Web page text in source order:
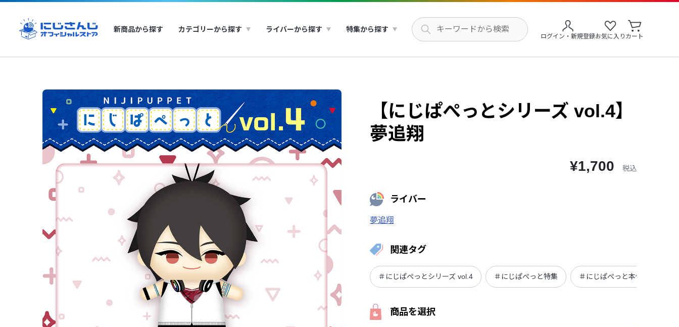
新商品から探す カテゴリーから探す ライバーから探す 特集から探す
ログイン・新規登録お気に入り カート
【にじぱぺっとシリーズ vol.4】
夢追翔
¥1,700 税込
ライバー
夢追翔
関連タグ
＃にじぱぺっとシリーズ vol.4 ＃にじぱぺっと特集 ＃にじぱぺっと本体
商品を選択